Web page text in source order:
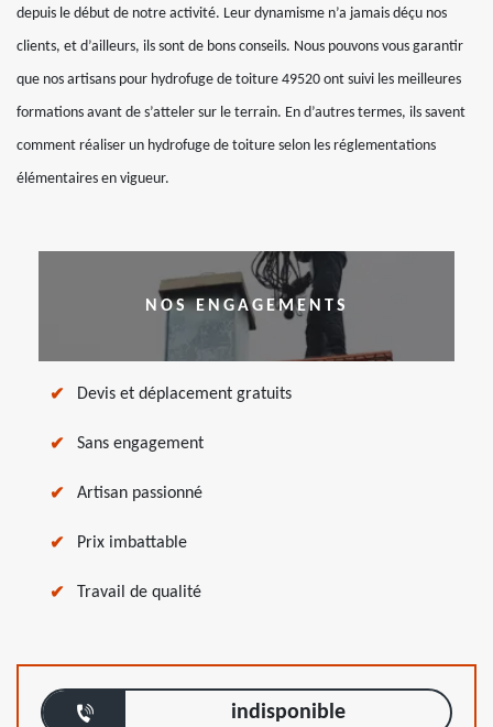
depuis le début de notre activité. Leur dynamisme n’a jamais déçu nos
clients, et d’ailleurs, ils sont de bons conseils. Nous pouvons vous garantir
que nos artisans pour hydrofuge de toiture 49520 ont suivi les meilleures
formations avant de s’atteler sur le terrain. En d’autres termes, ils savent
comment réaliser un hydrofuge de toiture selon les réglementations
élémentaires en vigueur.
NOS ENGAGEMENTS
Devis et déplacement gratuits
Sans engagement
Artisan passionné
Prix imbattable
Travail de qualité
indisponible